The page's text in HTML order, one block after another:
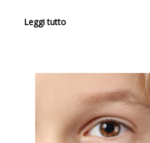
Leggi tutto